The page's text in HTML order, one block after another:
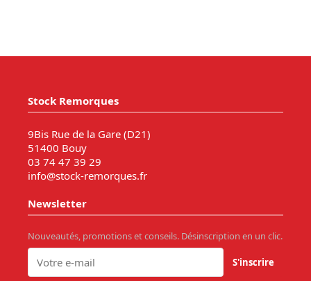
Stock Remorques
9Bis Rue de la Gare (D21)
51400 Bouy
03 74 47 39 29
info@stock-remorques.fr
Newsletter
Nouveautés, promotions et conseils. Désinscription en un clic.
S'inscrire